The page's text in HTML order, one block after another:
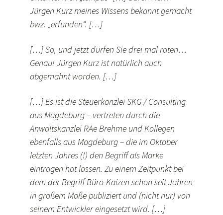
Jürgen Kurz meines Wissens bekannt gemacht
bwz. „erfunden“. […]
[…] So, und jetzt dürfen Sie drei mal raten…
Genau! Jürgen Kurz ist natürlich auch
abgemahnt worden. […]
[…] Es ist die Steuerkanzlei SKG / Consulting
aus Magdeburg – vertreten durch die
Anwaltskanzlei RAe Brehme und Kollegen
ebenfalls aus Magdeburg – die im Oktober
letzten Jahres (!) den Begriff als Marke
eintragen hat lassen. Zu einem Zeitpunkt bei
dem der Begriff Büro-Kaizen schon seit Jahren
in großem Maße publiziert und (nicht nur) von
seinem Entwickler eingesetzt wird. […]